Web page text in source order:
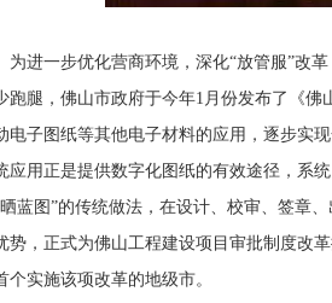
一步优化营商环境，深化“放管服”改革
跑腿，佛山市政府于今年1月份发布了《
电子图纸等其他电子材料的应用，逐步实
应用正是提供数字化图纸的有效途径，系
蓝图”的传统做法，在设计、校审、签章
势，正式为佛山工程建设项目审批制度改
个实施该项改革的地级市。